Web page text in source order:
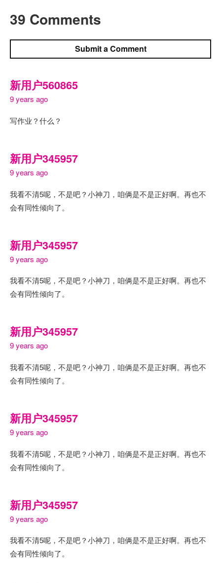
39 Comments
Submit a Comment
新用户560865
9 years ago
写作业？什么？
新用户345957
9 years ago
我看不清5呢，不是吧？小神刀，咱俩是不是正好啊。再也不
会有同性倾向了。
新用户345957
9 years ago
我看不清5呢，不是吧？小神刀，咱俩是不是正好啊。再也不
会有同性倾向了。
新用户345957
9 years ago
我看不清5呢，不是吧？小神刀，咱俩是不是正好啊。再也不
会有同性倾向了。
新用户345957
9 years ago
我看不清5呢，不是吧？小神刀，咱俩是不是正好啊。再也不
会有同性倾向了。
新用户345957
9 years ago
我看不清5呢，不是吧？小神刀，咱俩是不是正好啊。再也不
会有同性倾向了。